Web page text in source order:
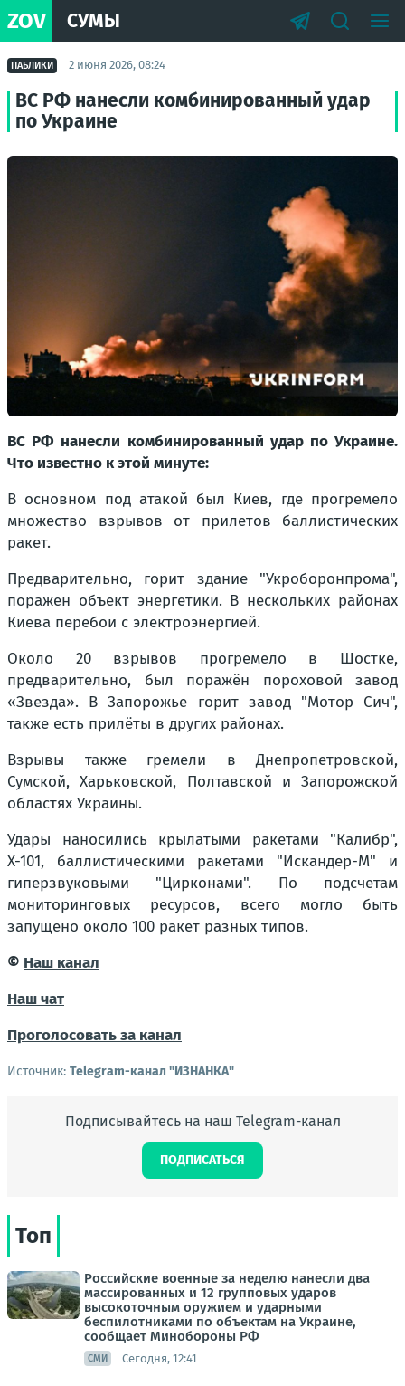
ZOV СУМЫ
ПАБЛИКИ 2 июня 2026, 08:24
ВС РФ нанесли комбинированный удар
по Украине
ВС РФ нанесли комбинированный удар по Украине.
Что известно к этой минуте:
В основном под атакой был Киев, где прогремело
множество взрывов от прилетов баллистических
ракет.
Предварительно, горит здание "Укроборонпрома",
поражен объект энергетики. В нескольких районах
Киева перебои с электроэнергией.
Около 20 взрывов прогремело в Шостке,
предварительно, был поражён пороховой завод
«Звезда». В Запорожье горит завод "Мотор Сич",
также есть прилёты в других районах.
Взрывы также гремели в Днепропетровской,
Сумской, Харьковской, Полтавской и Запорожской
областях Украины.
Удары наносились крылатыми ракетами "Калибр",
Х-101, баллистическими ракетами "Искандер-М" и
гиперзвуковыми "Цирконами". По подсчетам
мониторинговых ресурсов, всего могло быть
запущено около 100 ракет разных типов.
© Наш канал
Наш чат
Проголосовать за канал
Источник: Telegram-канал "ИЗНАНКА"
Подписывайтесь на наш Telegram-канал
ПОДПИСАТЬСЯ
Топ
Российские военные за неделю нанесли два
массированных и 12 групповых ударов
высокоточным оружием и ударными
беспилотниками по объектам на Украине,
сообщает Минобороны РФ
СМИ Сегодня, 12:41